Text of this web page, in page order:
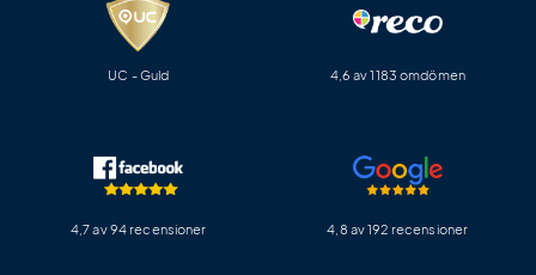
UC - Guld 4,6 av 1183 omdömen
4,7 av 94 recensioner 4,8 av 192 recensioner